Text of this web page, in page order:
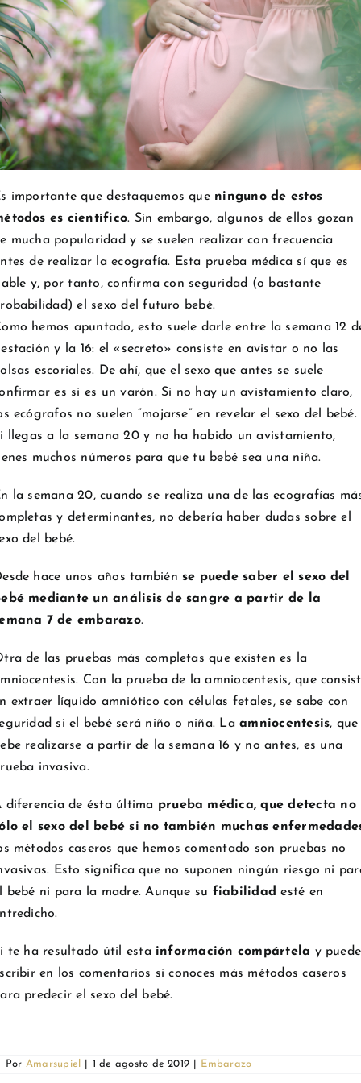
importante que destaquemos que ninguno de estos
es científico. Sin embargo, algunos de ellos gozan
mucha popularidad y se suelen realizar con frecuencia
de realizar la ecografía. Esta prueba médica sí que es
y, por tanto, confirma con seguridad (o bastante
el sexo del futuro bebé.
hemos apuntado, esto suele darle entre la semana 12
y la 16: el «secreto» consiste en avistar o no las
escoriales. De ahí, que el sexo que antes se suele
es si es un varón. Si no hay un avistamiento claro,
ecógrafos no suelen “mojarse” en revelar el sexo del bebé.
llegas a la semana 20 y no ha habido un avistamiento,
muchos números para que tu bebé sea una niña.
la semana 20, cuando se realiza una de las ecografías
y determinantes, no debería haber dudas sobre el
del bebé.
hace unos años tambiénse puede saber el sexo del
mediante un análisis de sangre a partir de la
7 de embarazo.
de las pruebas más completas que existen es la
Con la prueba de la amniocentesis, que
extraer líquido amniótico con células fetales, se sabe con
si el bebé será niño o niña. Laamniocentesis, que
realizarse a partir de la semana 16 y no antes, es una
invasiva.
diferencia de ésta última prueba médica, que detecta no
el sexo del bebé si no también muchas
métodos caseros que hemos comentado son pruebas no
Esto significa que no suponen ningún riesgo ni
bebé ni para la madre. Aunque su fiabilidad esté en
te ha resultado útil esta información compártela y
en los comentarios si conoces más métodos caseros
predecir el sexo del bebé.
Por Amarsupiel 1 de agosto de 2019 Embarazo